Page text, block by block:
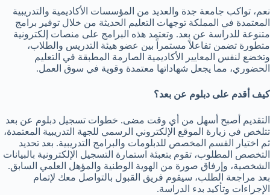
نعم، تواكب جامعة جدة والعديد من المؤسسات الأكاديمية والتدريبية
المعتمدة في المملكة توجهات التعليم الحديثة من خلال توفير برامج
متنوعة للدراسة عن بعد. وتعتمد هذه البرامج على منصات إلكترونية
متطورة تضمن تفاعلاً مستمراً بين عضو هيئة التدريس والطلاب،
وتخضع لنفس المعايير الأكاديمية الصارمة المطبقة في التعليم
الحضوري، مما يجعل شهاداتها معتمدة وقوية في سوق العمل.
كيف أقدم على دبلوم عن بعد؟
التقديم أصبح أسهل من أي وقت مضى. خطوات تسجيل دبلوم عن بعد
تتلخص في زيارة الموقع الإلكتروني الرسمي للجهة التدريبية المعتمدة،
ثم اختيار القسم المخصص للدبلومات والبرامج التدريبية. بعد تحديد
التخصص المطلوب، تقوم بتعبئة استمارة التسجيل الإلكترونية بالبيانات
الشخصية، وإرفاق صورة من الهوية الوطنية والمؤهل العلمي السابق.
بعد مراجعة الطلب، سيقوم فريق القبول بالتواصل معك لإتمام
الإجراءات وتأكيد بدء الدراسة.